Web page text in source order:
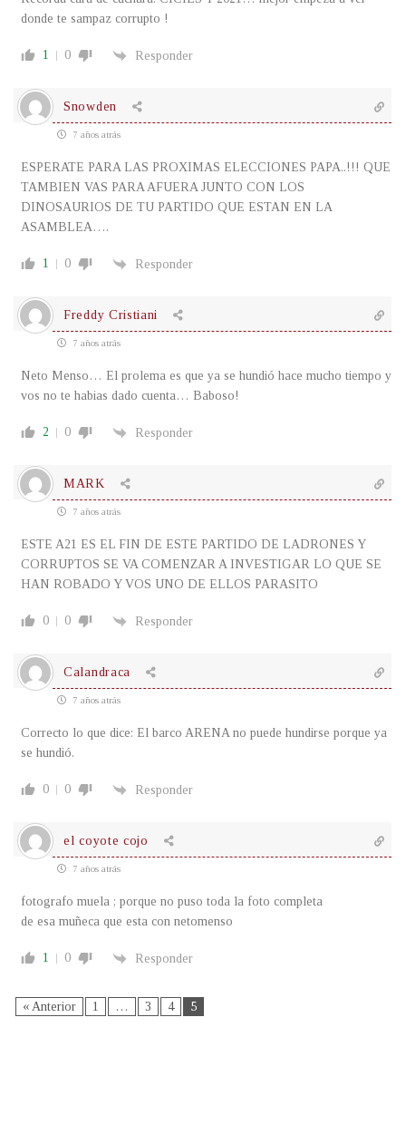
donde te sampaz corrupto !
1 0 Responder
Snowden
7 años atrás
ESPERATE PARA LAS PROXIMAS ELECCIONES PAPA..!!! QUE
TAMBIEN VAS PARA AFUERA JUNTO CON LOS
DINOSAURIOS DE TU PARTIDO QUE ESTAN EN LA
ASAMBLEA….
1 0 Responder
Freddy Cristiani
7 años atrás
Neto Menso… El prolema es que ya se hundió hace mucho tiempo y
vos no te habias dado cuenta… Baboso!
2 0 Responder
MARK
7 años atrás
ESTE A21 ES EL FIN DE ESTE PARTIDO DE LADRONES Y
CORRUPTOS SE VA COMENZAR A INVESTIGAR LO QUE SE
HAN ROBADO Y VOS UNO DE ELLOS PARASITO
0 0 Responder
Calandraca
7 años atrás
Correcto lo que dice: El barco ARENA no puede hundirse porque ya
se hundió.
0 0 Responder
el coyote cojo
7 años atrás
fotografo muela ; porque no puso toda la foto completa
de esa muñeca que esta con netomenso
1 0 Responder
« Anterior 1 … 3 4 5